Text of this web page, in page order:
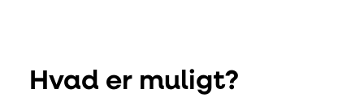
Hvad er muligt?